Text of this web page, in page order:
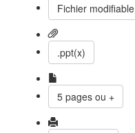
Fichier modifiable
.ppt(x)
5 pages ou +